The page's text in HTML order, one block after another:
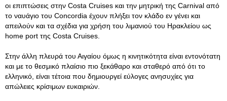
οι επιπτώσεις στην Costa Cruises και την μητρική της Carnival από
το ναυάγιο του Concordia έχουν πλήξει τον κλάδο εν γένει και
απειλούν και τα σχέδια για χρήση του λιμανιού του Ηρακλείου ως
home port της Costa Cruises.
Στην άλλη πλευρά του Αιγαίου όμως η κινητικότητα είναι εντονότατη
και με το θεσμικό πλαίσιο πιο ξεκάθαρο και σταθερό από ότι το
ελληνικό, είναι τέτοια που δημιουργεί εύλογες ανησυχίες για
απώλειες κρίσιμων ευκαιριών.